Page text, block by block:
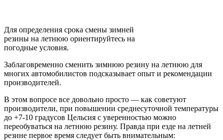
Для определения срока смены зимней
резины на летнюю ориентируйтесь на
погодные условия.
Заблаговременно сменить зимнюю резину на летнюю для
многих автомобилистов подсказывает опыт и рекомендации
производителей.
В этом вопросе все довольно просто — как советуют
производители, при повышении среднесуточной температуры
до +7-10 градусов Цельсия с уверенностью можно
переобуваться на летнюю резину. Правда при езде на летней
резине первое время следует быть внимательным: